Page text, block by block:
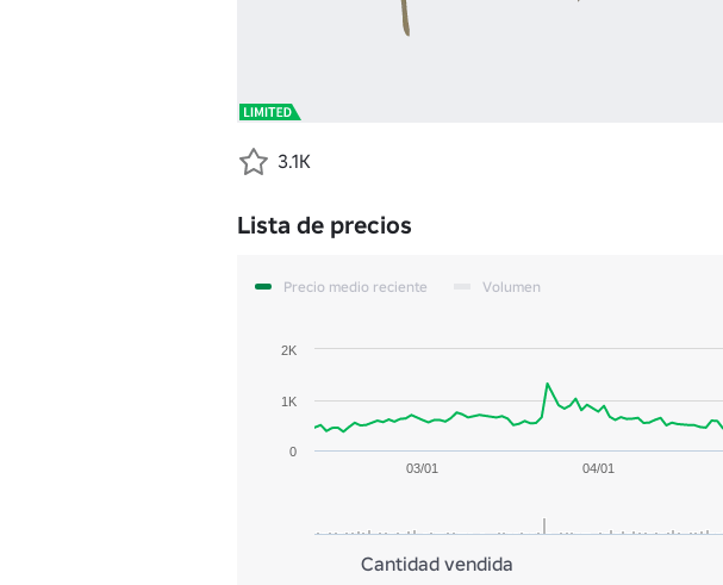
3.1K
Lista de precios
Precio medio reciente Volumen
03/01 04/01
0
1K
2K
Cantidad vendida